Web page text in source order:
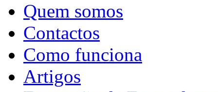
Quem somos
Contactos
Como funciona
Artigos